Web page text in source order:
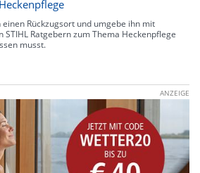
Rückzugsort und umgebe ihn mit
STIHL Ratgebern zum Thema Heckenpflege
musst.
ANZEIGE